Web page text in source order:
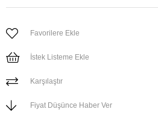
Favorilere Ekle
İstek Listeme Ekle
Karşılaştır
Fiyat Düşünce Haber Ver